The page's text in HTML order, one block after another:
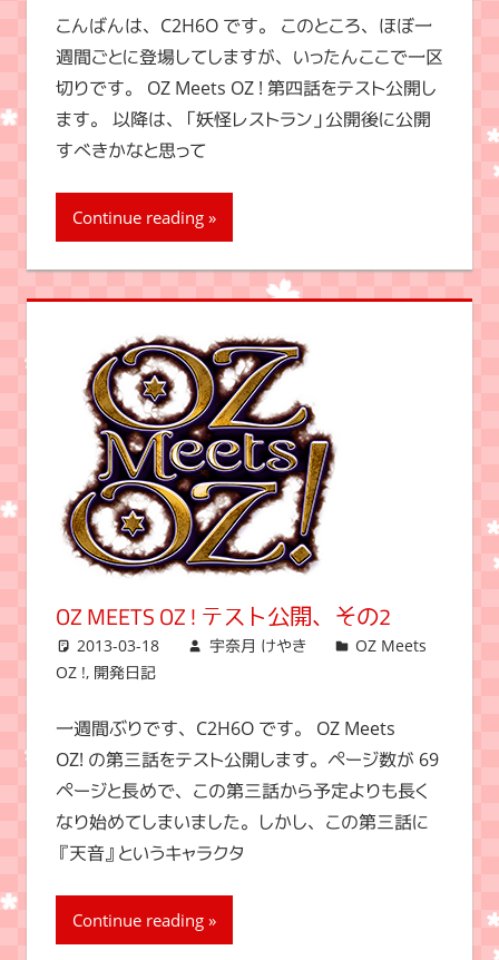
こんばんは、C2H6O です。 このところ、ほぼ一
週間ごとに登場してしますが、いったんここで一区
切りです。 OZ Meets OZ ! 第四話をテスト公開し
ます。 以降は、「妖怪レストラン」公開後に公開
すべきかなと思って
Continue reading
OZ MEETS OZ ! テスト公開、その2
2013-03-18 宇奈月 けやき
OZ Meets
OZ !, 開発日記
一週間ぶりです、C2H6O です。 OZ Meets
OZ! の第三話をテスト公開します。ページ数が 69
ページと長めで、この第三話から予定よりも長く
なり始めてしまいました。しかし、この第三話に
『天音』というキャラクタ
Continue reading